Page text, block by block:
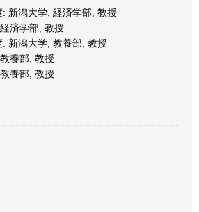
新潟大学, 経済学部, 教授
済学部, 教授
新潟大学, 教養部, 教授
養部, 教授
養部, 教授